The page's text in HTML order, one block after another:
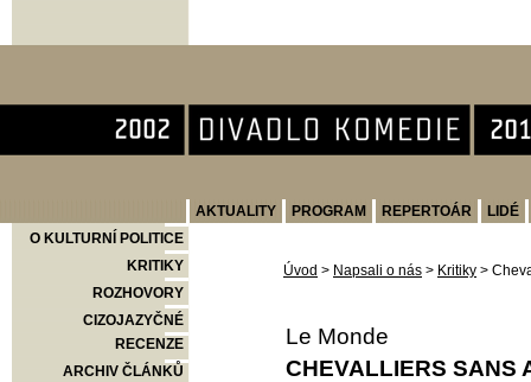
AKTUALITY PROGRAM REPERTOÁR
LIDÉ
O KULTURNÍ POLITICE
KRITIKY
ROZHOVORY
CIZOJAZYČNÉ
RECENZE
ARCHIV ČLÁNKŮ
Úvod > Napsali o nás > Kritiky >
Le Monde
CHEVALLIERS SANS